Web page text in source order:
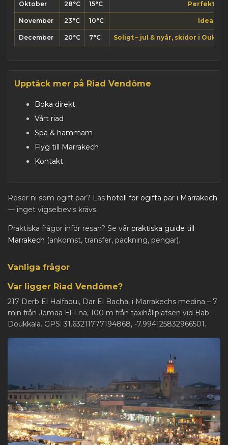
Oktober 28°C 15°C Perfekt –
November 23°C 10°C
December 20°C 7°C Soligt – jul & nyår, skidor i
Upptäck mer på Riad Vendôme
Boka direkt
Vårt riad
Spa & hammam
Flyg till Marrakech
Kontakt
Reser ni som ogift par? Läs hotell för ogifta par i Marrakech
— inget vigselbevis krävs.
Praktiska frågor inför resan? Se vår praktiska guide till
Marrakech (ankomst, transfer, packning, pengar).
Vanliga frågor
Var ligger Riad Vendôme?
217 Derb El Halfaoui, Dar El Bacha, i Marrakechs medina – 7
min från Jemaa El-Fna, 100 m från taxihållplatsen vid Bab
Doukkala. GPS: 31.63211777194868, -7.994125832966501.